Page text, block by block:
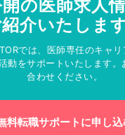
の医師求人
介いたしま
では、医師専任のキャ
動をサポートいたします。
合わせください。
料転職サポートに申し込